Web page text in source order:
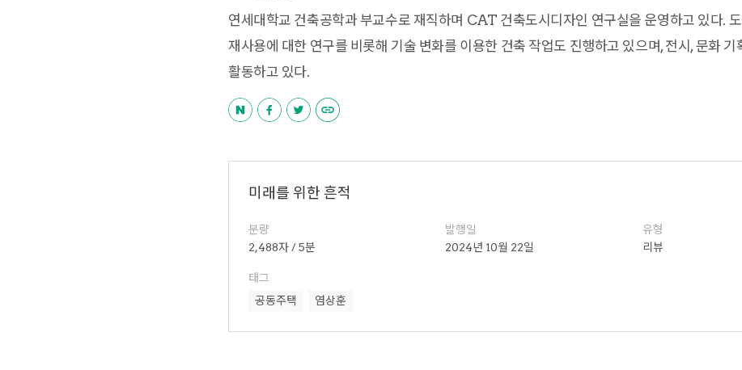
연세대학교 건축공학과 부교수로 재직하며 CAT 건축도시디자인 연구실을 운영하고 있다.
재사용에 대한 연구를 비롯해 기술 변화를 이용한 건축 작업도 진행하고 있으며, 전시, 문화 기
활동하고 있다.
미래를 위한 흔적
분량
2,488자 / 5분
발행일
2024년 10월 22일
유형
리뷰
태그
공동주택
염상훈